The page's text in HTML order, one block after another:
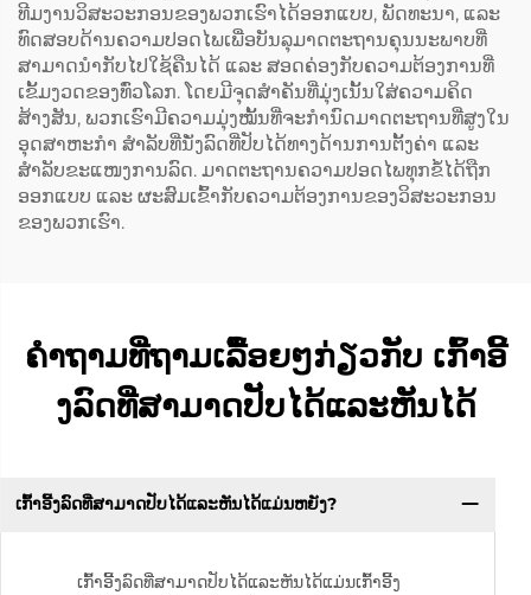
ທີມງານວິສະວະກອນຂອງພວກເຮົາໄດ້ອອກແບບ, ພັດທະນາ, ແລະ
ທົດສອບດ້ານຄວາມປອດໄພເພື່ອບັນລຸມາດຕະຖານຄຸນນະພາບທີ່
ສາມາດນຳກັບໄປໃຊ້ຄືນໄດ້ ແລະ ສອດຄ່ອງກັບຄວາມຕ້ອງການທີ່
ເຂັ້ມງວດຂອງທົ່ວໂລກ. ໂດຍມີຈຸດສຳຄັນທີ່ມຸ່ງເນັ້ນໃສ່ຄວາມຄິດ
ສ້າງສັນ, ພວກເຮົາມີຄວາມມຸ່ງໝັ້ນທີ່ຈະກຳນົດມາດຕະຖານທີ່ສູງໃນ
ອຸດສາຫະກຳ ສຳລັບທີ່ນັ່ງລົດທີ່ປັບໄດ້ທາງດ້ານການຕັ້ງຄ່າ ແລະ
ສຳລັບຂະແໜງການລົດ. ມາດຕະຖານຄວາມປອດໄພທຸກຂໍ້ໄດ້ຖືກ
ອອກແບບ ແລະ ຜະສົມເຂົ້າກັບຄວາມຕ້ອງການຂອງວິສະວະກອນ
ຂອງພວກເຮົາ.
ຄຳຖາມທີ່ຖາມເລື້ອຍໆກ່ຽວກັບ ເກົ້າອີ້
ງລົດທີ່ສາມາດປັບໄດ້ແລະຫັນໄດ້
ເກົ້າອີ້ງລົດທີ່ສາມາດປັບໄດ້ແລະຫັນໄດ້ແມ່ນຫຍັງ?
ເກົ້າອີ້ງລົດທີ່ສາມາດປັບໄດ້ແລະຫັນໄດ້ແມ່ນເກົ້າອີ້ງ